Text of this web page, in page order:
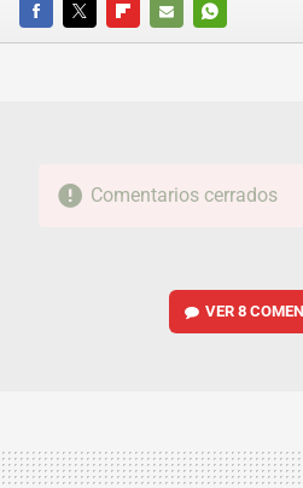
FACEBOOKTWITTERFLIPBOARD
E-
WHATSAPP
Comentarios cerrados
VER8